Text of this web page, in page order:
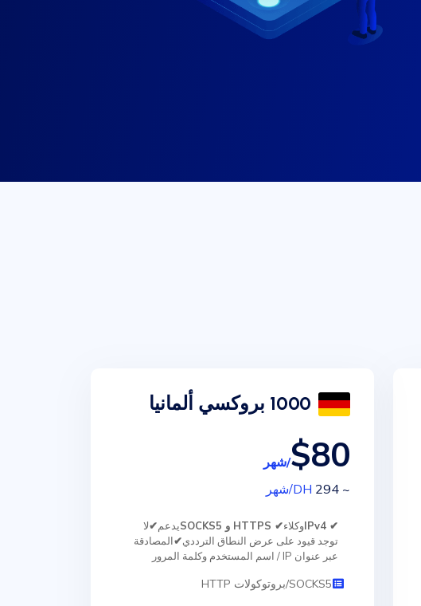
1000 بروكسي ألمانيا
$80/شهر
~ 294
DH/شهر
✔ IPv4 وكلاء✔ HTTPS و SOCKS5 يدعم✔لا
توجد قيود على عرض النطاق الترددي✔المصادقة
عبر عنوان IP / اسم المستخدم وكلمة المرور
SOCKS5/بروتوكولات HTTP